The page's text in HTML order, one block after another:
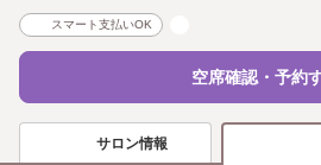
スマート支払いOK
空席確認・予約
サロン情報